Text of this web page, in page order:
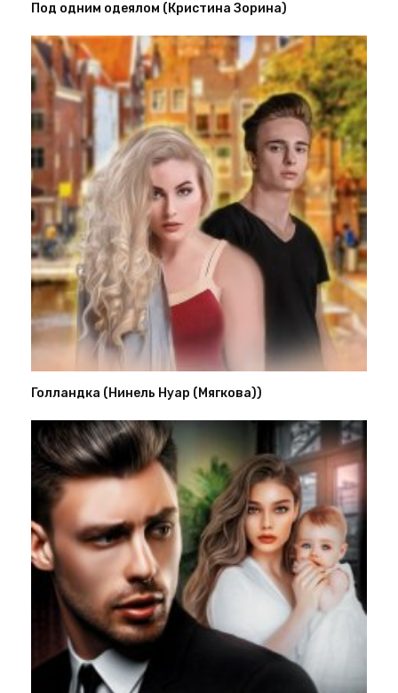
Под одним одеялом (Кристина Зорина)
Голландка (Нинель Нуар (Мягкова))